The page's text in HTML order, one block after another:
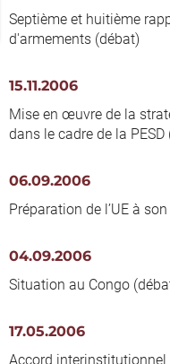
Septième et huitième
d'armements (débat)
15.11.2006
Mise en œuvre de la
dans le cadre de la PESD
06.09.2006
Préparation de l’UE à
04.09.2006
Situation au Congo
17.05.2006
Accord